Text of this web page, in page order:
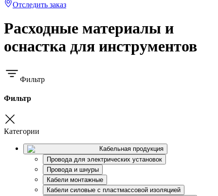
Отследить заказ
Расходные материалы и
оснастка для инструментов
Фильтр
Фильтр
Категории
Кабельная продукция
Провода для электрических установок
Провода и шнуры
Кабели монтажные
Кабели силовые с пластмассовой изоляцией